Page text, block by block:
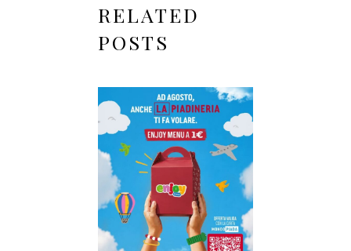
RELATED
POSTS